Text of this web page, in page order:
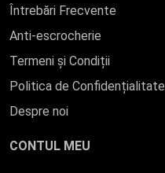
Întrebări Frecvente
Anti-escrocherie
Termeni și Condiții
Politica de Confidențialitate
Despre noi
CONTUL MEU